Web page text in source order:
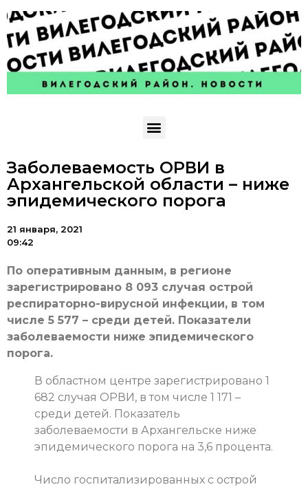
Заболеваемость ОРВИ в
Архангельской области – ниже
эпидемического порога
21 января, 2021
09:42
По оперативным данным, в регионе
зарегистрировано 8 093 случая острой
респираторно-вирусной инфекции, в том
числе 5 577 – среди детей. Показатели
заболеваемости ниже эпидемического
порога.
В областном центре зарегистрировано 1
682 случая ОРВИ, в том числе 1 171 –
среди детей. Показатель
заболеваемости в Архангельске ниже
эпидемического порога на 3,6 процента.
Число госпитализированных с острой